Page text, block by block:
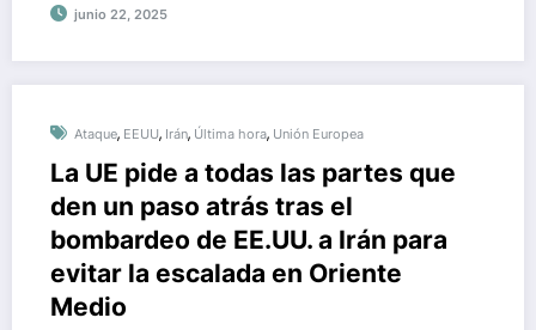
junio 22, 2025
Ataque, EEUU, Irán, Última hora, Unión Europea
La UE pide a todas las partes que
den un paso atrás tras el
bombardeo de EE.UU. a Irán para
evitar la escalada en Oriente
Medio